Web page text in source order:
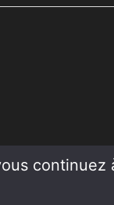
continuez